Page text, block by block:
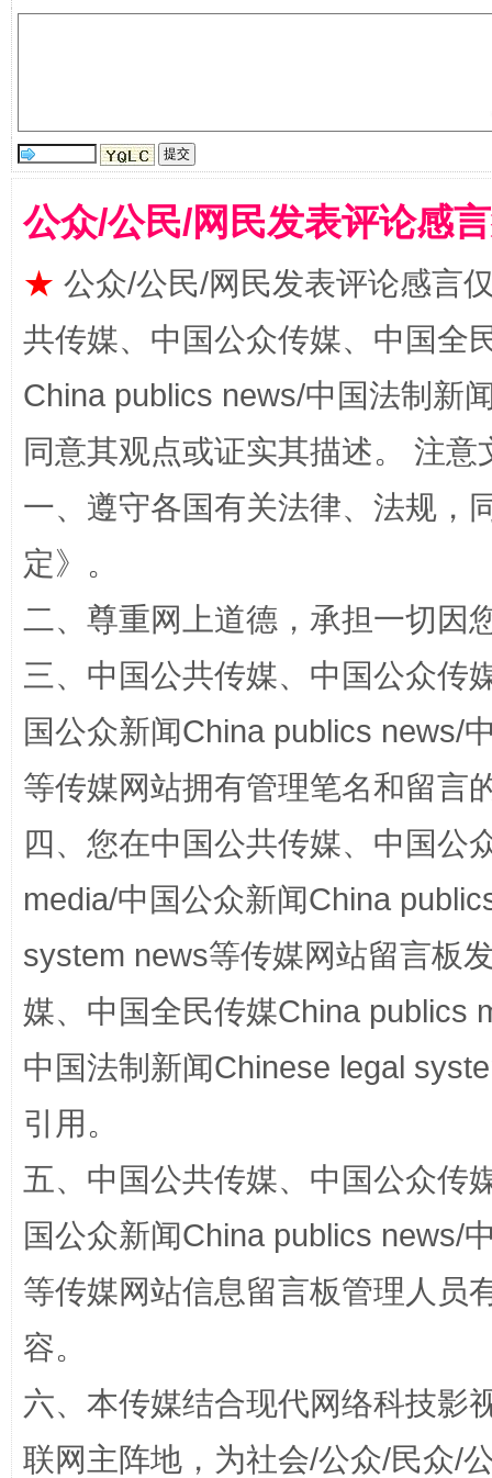
如何以同查同治破解风腐交织难题 养老服
一颗心始终滚烫 还
完善运行机制助力责任有效落实
公众/公民/网民发表评论感
★ 公众/公民/网民发表评论感言
共传媒、中国公众传媒、中国全
China publics news/中国法制新
同意其观点或证实其描述。 注
一、遵守各国有关法律、法规，
定》。
二、尊重网上道德，承担一切因
三、中国公共传媒、中国公众传
国公众新闻China publics news/
等传媒网站拥有管理笔名和留言
四、您在中国公共传媒、中国公
media/中国公众新闻China
system news等传媒网站留言板
媒、中国全民传媒China publics
中国法制新闻Chinese legal
引用。
五、中国公共传媒、中国公众传
国公众新闻China publics news/
等传媒网站信息留言板管理人员
容。
六、本传媒结合现代网络科技影
联网主阵地，为社会/公众/民众/